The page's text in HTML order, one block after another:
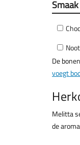
Smaak
De
voegt
Melitta
de